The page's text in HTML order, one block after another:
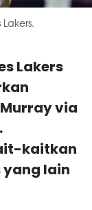
Lakers
via
kaitkan
yang lain